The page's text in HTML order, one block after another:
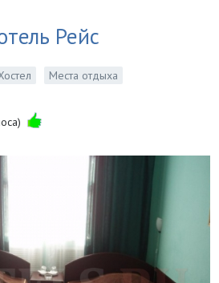
Рейс
Места отдыха